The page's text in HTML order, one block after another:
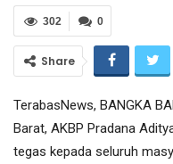
0
302
Share
TerabasNews, BANGKA
Barat, AKBP Pradana
tegas kepada seluruh